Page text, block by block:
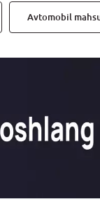
Avtomobil